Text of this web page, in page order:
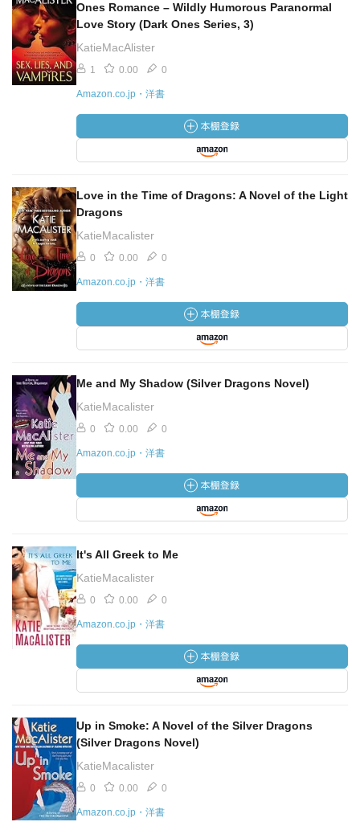
Ones Romance – Wildly Humorous Paranormal
Love Story (Dark Ones Series, 3)
KatieMacAlister
1 0.00 0
Amazon.co.jp・洋書
Love in the Time of Dragons: A Novel of the Light
Dragons
KatieMacalister
0 0.00 0
Amazon.co.jp・洋書
Me and My Shadow (Silver Dragons Novel)
KatieMacalister
0 0.00 0
Amazon.co.jp・洋書
It's All Greek to Me
KatieMacalister
0 0.00 0
Amazon.co.jp・洋書
Up in Smoke: A Novel of the Silver Dragons
(Silver Dragons Novel)
KatieMacalister
0 0.00 0
Amazon.co.jp・洋書